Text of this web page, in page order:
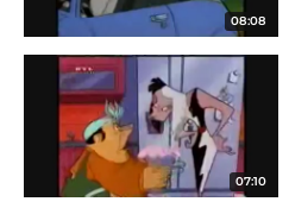
08:08
07:10